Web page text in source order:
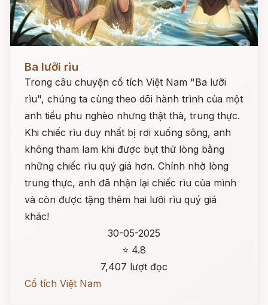
Ba lưỡi rìu
Trong câu chuyện cổ tích Việt Nam "Ba lưỡi
rìu", chúng ta cùng theo dõi hành trình của một
anh tiều phu nghèo nhưng thật thà, trung thực.
Khi chiếc rìu duy nhất bị rơi xuống sông, anh
không tham lam khi được bụt thử lòng bằng
những chiếc rìu quý giá hơn. Chính nhờ lòng
trung thực, anh đã nhận lại chiếc rìu của mình
và còn được tặng thêm hai lưỡi rìu quý giá
khác!
30-05-2025
⭐ 4.8
7,407 lượt đọc
Cổ tích Việt Nam